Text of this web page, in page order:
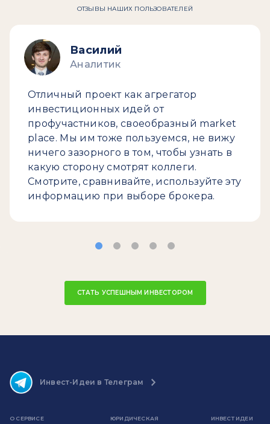
ОТЗЫВЫ НАШИХ ПОЛЬЗОВАТЕЛЕЙ
Василий
Аналитик
Отличный проект как агрегатор
инвестиционных идей от
профучастников, своеобразный market
place. Мы им тоже пользуемся, не вижу
ничего зазорного в том, чтобы узнать в
какую сторону смотрят коллеги.
Смотрите, сравнивайте, используйте эту
информацию при выборе брокера.
СТАТЬ УСПЕШНЫМ ИНВЕСТОРОМ
Инвест-Идеи в Телеграм
О СЕРВИСЕ
ЮРИДИЧЕСКАЯ
ИНВЕСТ ИДЕИ